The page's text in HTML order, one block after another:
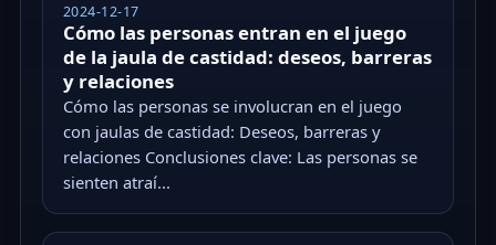
2024-12-17
Cómo las personas entran en el juego
de la jaula de castidad: deseos, barreras
y relaciones
Cómo las personas se involucran en el juego
con jaulas de castidad: Deseos, barreras y
relaciones Conclusiones clave: Las personas se
sienten atraí...